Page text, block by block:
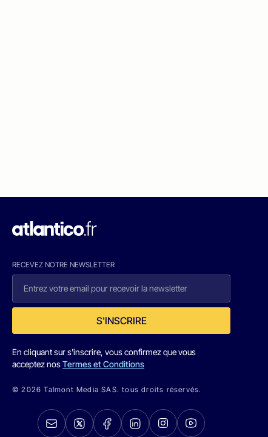
RECEVEZ NOTRE NEWSLETTER
S'INSCRIRE
En cliquant sur s'inscrire, vous confirmez que vous
acceptez nosTermes et Conditions
© 2026 Talmont Media SAS. tous droits réservés.